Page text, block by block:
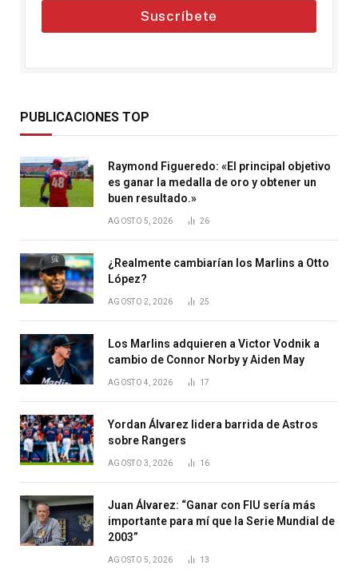
Suscríbete
PUBLICACIONES TOP
Raymond Figueredo: «El principal objetivo
es ganar la medalla de oro y obtener un
buen resultado.»
AGOSTO 5, 2026 26
¿Realmente cambiarían los Marlins a Otto
López?
AGOSTO 2, 2026 25
Los Marlins adquieren a Victor Vodnik a
cambio de Connor Norby y Aiden May
AGOSTO 4, 2026 17
Yordan Álvarez lidera barrida de Astros
sobre Rangers
AGOSTO 3, 2026 16
Juan Álvarez: “Ganar con FIU sería más
importante para mí que la Serie Mundial de
2003”
AGOSTO 5, 2026 13